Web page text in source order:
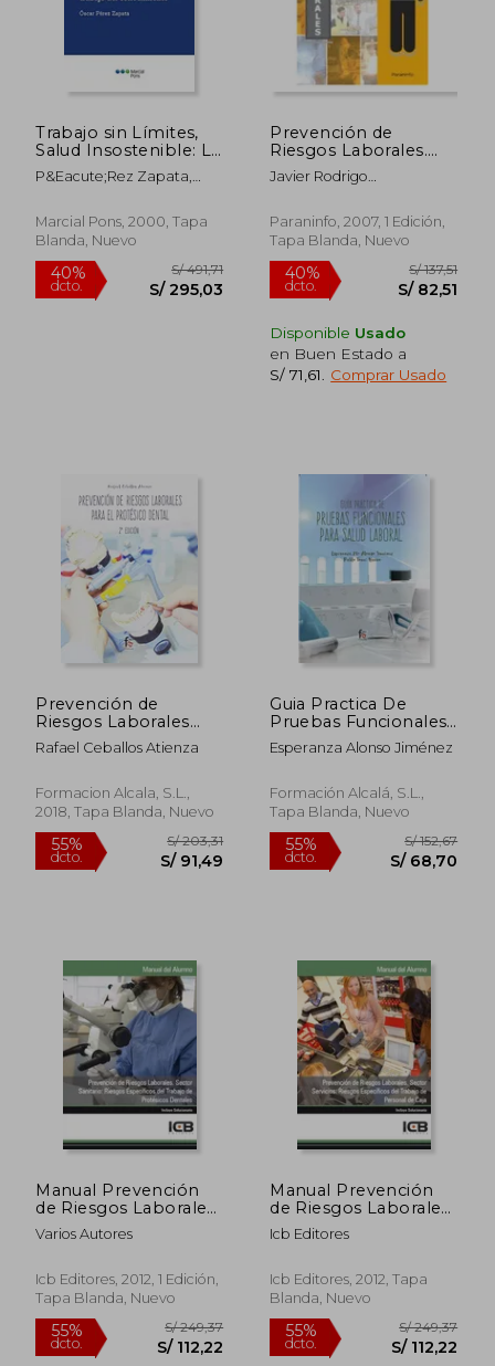
55% 55%
dcto.
55%
dcto.
S/ 190,15 55%
dcto.
Trabajo sin Límites,
Salud Insostenible: La
Intensificación del
Trabajo del
P&Eacute;Rez Zapata,
Marcial Pons, 2000, Tapa
Blanda, Nuevo
40%
dcto. S/ 295,03
Prevención de
Riesgos Laborales.
Nivel Básico
Javier Rodrigo
Paraninfo, 2007, 1 Edición,
Tapa Blanda, Nuevo
40%
dcto.
Disponible Usado
en Buen Estado a
S/ 71,61
Comprar Usado
Prevención de
Riesgos Laborales
Para el Protésico
Dental -2 [Próxima
Rafael Ceballos Atienza
Formacion Alcala, S.L.,
2018, Tapa Blanda, Nuevo
Guia Practica De
Pruebas Funcionales
Para Salud Laboral
Esperanza Alonso Jiménez
Formación Alcalá, S.L.,
Tapa Blanda, Nuevo
Manual Prevención
de Riesgos Laborales.
Sector Sanitario:
Riesgos Específicos
Protésicos Dentales
Varios Autores
Icb Editores, 2012, 1 Edición,
Tapa Blanda, Nuevo
Manual Prevención
de Riesgos Laborales.
Sector Servicios:
Riesgos Específicos
Personal de Caja
Icb Editores
Icb Editores, 2012, Tapa
Blanda, Nuevo